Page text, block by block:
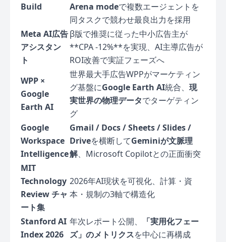
Build
Arena modeで複数エージェントを
同タスクで競わせ最良出力を採用
Meta AI広告
アシスタン
ト
β版で推奨に従った中小広告主が
**CPA -12%**を実現、AI主導広告が
ROI改善で実証フェーズへ
WPP ×
Google
Earth AI
世界最大手広告WPPがマーケティン
グ基盤にGoogle Earth AI統合、 現
実世界の物理データでターゲティン
グ
Google
Workspace
Intelligence
Gmail / Docs / Sheets / Slides /
Driveを横断してGeminiが文脈理
解、Microsoft Copilotとの正面衝突
MIT
Technology
Review チャ
ート集
2026年AI現状を可視化、計算・資
本・規制の3軸で構造化
Stanford AI
Index 2026
年次レポート公開、
「実用化フェー
ズ」のメトリクスを中心に再構成